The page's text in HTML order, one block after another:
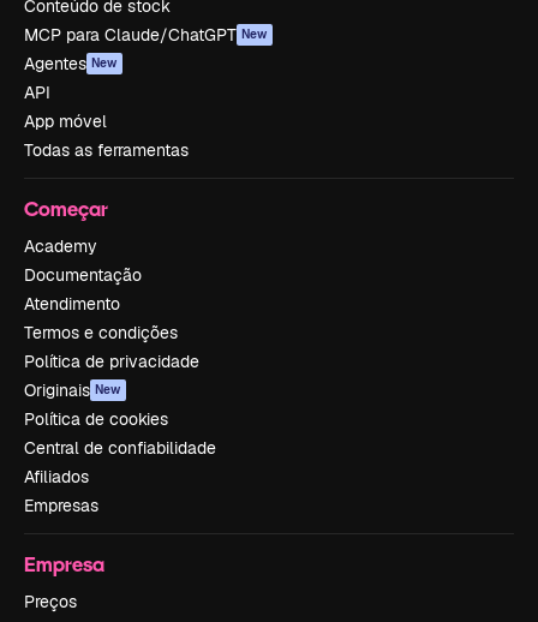
Conteúdo de stock
MCP para Claude/ChatGPT New
Agentes New
API
App móvel
Todas as ferramentas
Começar
Academy
Documentação
Atendimento
Termos e condições
Política de privacidade
Originais New
Política de cookies
Central de confiabilidade
Afiliados
Empresas
Empresa
Preços